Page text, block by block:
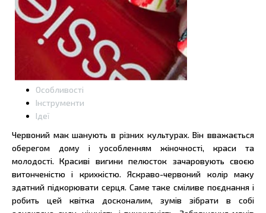
Особливості
Інструменти
Ідеї
Червоний мак шанують в різних культурах. Він вважається
оберегом дому і уособленням жіночності, краси та
молодості. Красиві вигини пелюсток зачаровують своєю
витонченістю і крихкістю. Яскраво-червоний колір маку
здатний підкорювати серця. Саме таке сміливе поєднання і
робить цей квітка досконалим, зумів зібрати в собі